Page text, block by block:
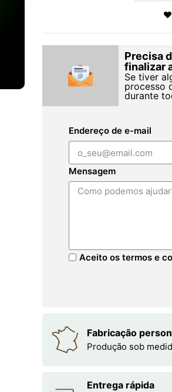
Precisa
finalizar
Se tiver
processo
durante
Endereço de e-mail
Mensagem
Aceito os termos e
Fabricação
Produção sob
Entrega rápida